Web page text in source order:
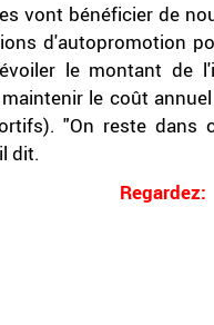
vont bénéficier de
d'autopromotion
le montant de
le coût
"On reste dans
dit.
Regardez: